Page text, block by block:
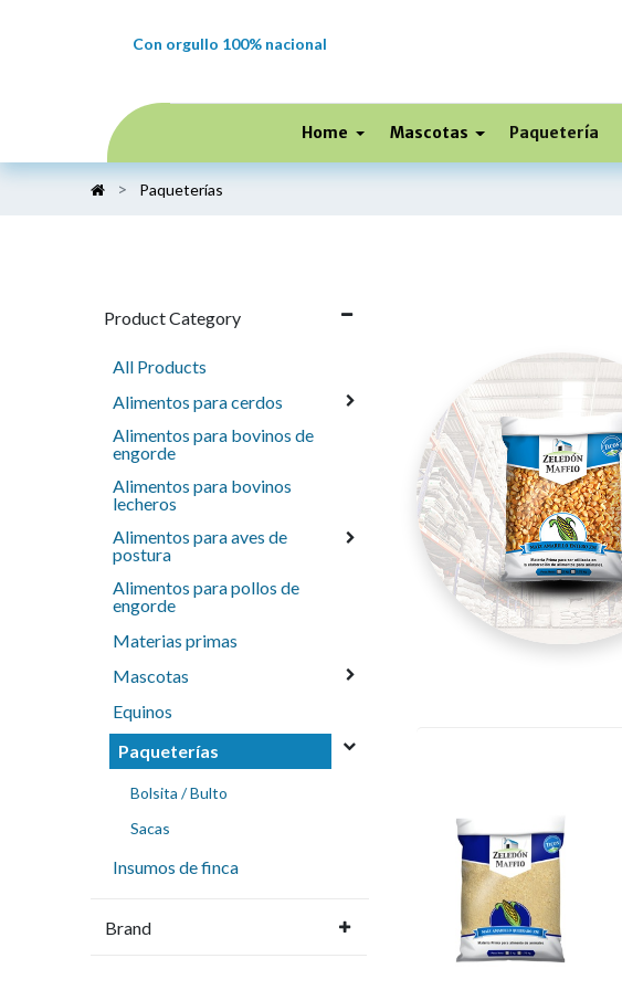
Con orgullo 100% nacional
Home Mascotas Paquetería
Paqueterías
Product Category
All Products
Alimentos para cerdos
Alimentos para bovinos de
engorde
Alimentos para bovinos
lecheros
Alimentos para aves de
postura
Alimentos para pollos de
engorde
Materias primas
Mascotas
Equinos
Paqueterías
Bolsita / Bulto
Sacas
Insumos de finca
Brand